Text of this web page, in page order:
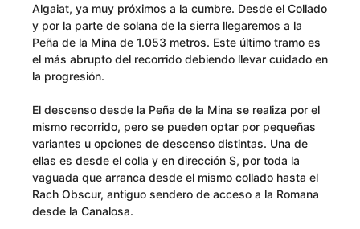
Algaiat, ya muy próximos a la cumbre. Desde el Collado
y por la parte de solana de la sierra llegaremos a la
Peña de la Mina de 1.053 metros. Este último tramo es
el más abrupto del recorrido debiendo llevar cuidado en
la progresión.
El descenso desde la Peña de la Mina se realiza por el
mismo recorrido, pero se pueden optar por pequeñas
variantes u opciones de descenso distintas. Una de
ellas es desde el colla y en dirección S, por toda la
vaguada que arranca desde el mismo collado hasta el
Rach Obscur, antiguo sendero de acceso a la Romana
desde la Canalosa.